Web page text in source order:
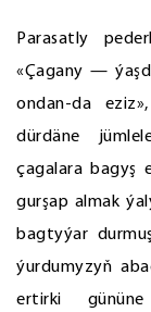
Parasatly
«Çagany —
ondan-da
dürdäne
çagalara bagyş
gurşap almak
bagtyýar
ýurdumyzyň
ertirki